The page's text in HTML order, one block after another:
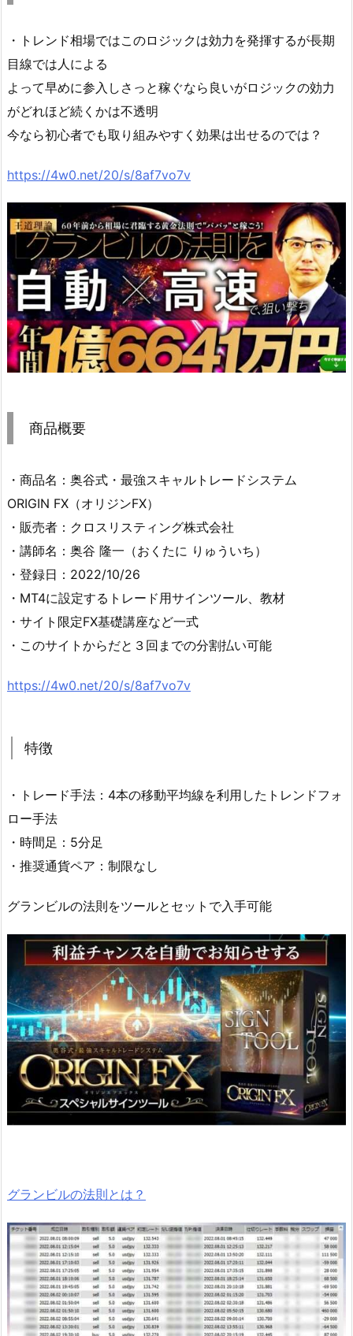
・トレンド相場ではこのロジックは効力を発揮するが長期
目線では人による
よって早めに参入しさっと稼ぐなら良いがロジックの効力
がどれほど続くかは不透明
今なら初心者でも取り組みやすく効果は出せるのでは？
https://4w0.net/20/s/8af7vo7v
商品概要
・商品名：奥谷式・最強スキャルトレードシステム
ORIGIN FX（オリジンFX）
・販売者：クロスリスティング株式会社
・講師名：奥谷 隆一（おくたに りゅういち）
・登録日：2022/10/26
・MT4に設定するトレード用サインツール、教材
・サイト限定FX基礎講座など一式
・このサイトからだと３回までの分割払い可能
https://4w0.net/20/s/8af7vo7v
特徴
・トレード手法：4本の移動平均線を利用したトレンドフォ
ロー手法
・時間足：5分足
・推奨通貨ペア：制限なし
グランビルの法則をツールとセットで入手可能
グランビルの法則とは？